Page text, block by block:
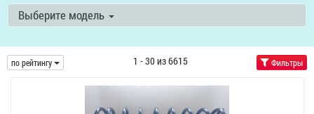
Выберите модель
по рейтингу 1 - 30 из 6615 Фильтры